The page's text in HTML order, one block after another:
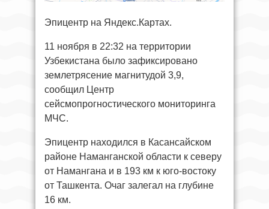
Эпицентр на Яндекс.Картах.
11 ноября в 22:32 на территории
Узбекистана было зафиксировано
землетрясение магнитудой 3,9,
сообщил Центр
сейсмопрогностического мониторинга
МЧС.
Эпицентр находился в Касансайском
районе Наманганской области к северу
от Намангана и в 193 км к юго-востоку
от Ташкента. Очаг залегал на глубине
16 км.